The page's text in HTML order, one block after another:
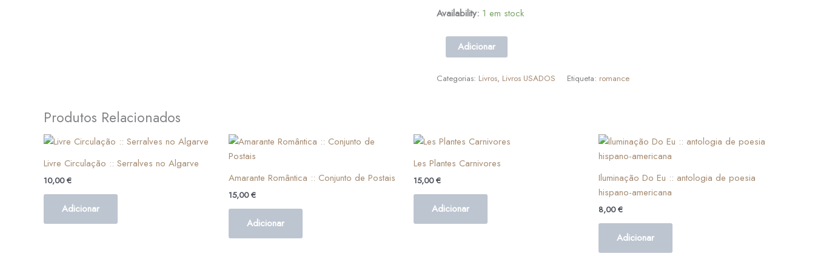
Availability: 1 em stock
Adicionar
Categorias: Livros, Livros USADOS Etiqueta: romance
Produtos Relacionados
Livre Circulação :: Serralves no Algarve
10,00€
Adicionar
Amarante Romântica :: Conjunto de Postais
15,00€
Adicionar
Les Plantes Carnivores
15,00€
Adicionar
Iluminação Do Eu :: antologia de poesia
hispano-americana
8,00€
Adicionar